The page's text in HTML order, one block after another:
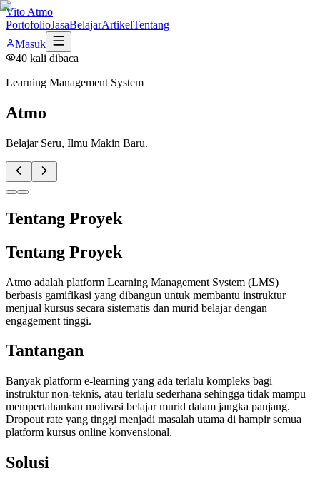
Vito Atmo
PortofolioJasaBelajarArtikelTentang
Masuk
40 kali dibaca
Learning Management System
Atmo
Belajar Seru, Ilmu Makin Baru.
Tentang Proyek
Tentang Proyek
Atmo adalah platform Learning Management System (LMS)
berbasis gamifikasi yang dibangun untuk membantu instruktur
menjual kursus secara sistematis dan murid belajar dengan
engagement tinggi.
Tantangan
Banyak platform e-learning yang ada terlalu kompleks bagi
instruktur non-teknis, atau terlalu sederhana sehingga tidak mampu
mempertahankan motivasi belajar murid dalam jangka panjang.
Dropout rate yang tinggi menjadi masalah utama di hampir semua
platform kursus online konvensional.
Solusi